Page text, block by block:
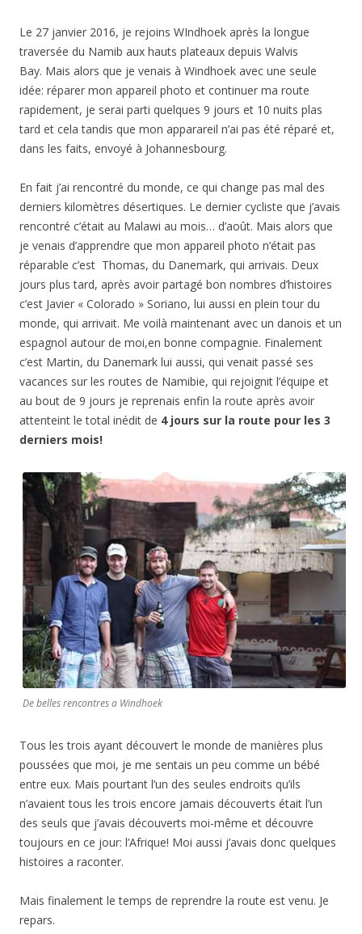
Le 27 janvier 2016, je rejoins WIndhoek après la longue
traversée du Namib aux hauts plateaux depuis Walvis
Bay. Mais alors que je venais à Windhoek avec une seule
idée: réparer mon appareil photo et continuer ma route
rapidement, je serai parti quelques 9 jours et 10 nuits plas
tard et cela tandis que mon apparareil n’ai pas été réparé et,
dans les faits, envoyé à Johannesbourg.
En fait j’ai rencontré du monde, ce qui change pas mal des
derniers kilomètres désertiques. Le dernier cycliste que j’avais
rencontré c’était au Malawi au mois… d’août. Mais alors que
je venais d’apprendre que mon appareil photo n’était pas
réparable c’est Thomas, du Danemark, qui arrivais. Deux
jours plus tard, après avoir partagé bon nombres d’histoires
c’est Javier « Colorado » Soriano, lui aussi en plein tour du
monde, qui arrivait. Me voilà maintenant avec un danois et un
espagnol autour de moi,en bonne compagnie. Finalement
c’est Martin, du Danemark lui aussi, qui venait passé ses
vacances sur les routes de Namibie, qui rejoignit l’équipe et
au bout de 9 jours je reprenais enfin la route après avoir
attenteint le total inédit de 4 jours sur la route pour les 3
derniers mois!
De belles rencontres a Windhoek
Tous les trois ayant découvert le monde de manières plus
poussées que moi, je me sentais un peu comme un bébé
entre eux. Mais pourtant l’un des seules endroits qu’ils
n’avaient tous les trois encore jamais découverts était l’un
des seuls que j’avais découverts moi-même et découvre
toujours en ce jour: l’Afrique! Moi aussi j’avais donc quelques
histoires a raconter.
Mais finalement le temps de reprendre la route est venu. Je
repars.